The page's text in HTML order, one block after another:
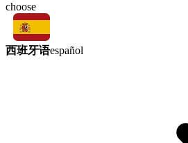
choose
西班牙语español